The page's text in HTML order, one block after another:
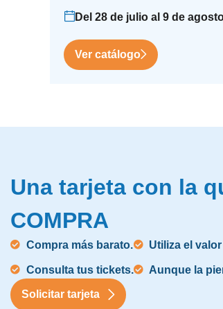
Del 28 de julio al 9 de
Ver catálogo
Una tarjeta con la
COMPRA
Compra más barato.
Consulta tus tickets.
Utiliza el
Aunque la
Solicitar tarjeta